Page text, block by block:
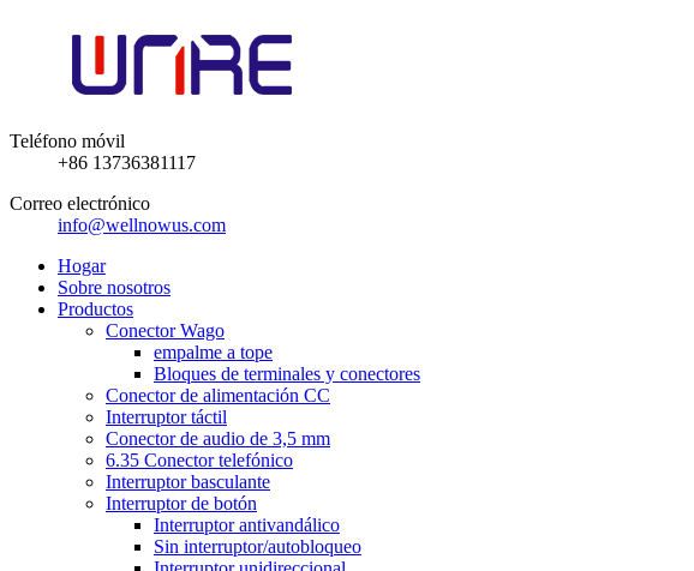
Teléfono móvil
+86 13736381117
Correo electrónico
info@wellnowus.com
Hogar
Sobre nosotros
Productos
Conector Wago
empalme a tope
Bloques de terminales y conectores
Conector de alimentación CC
Interruptor táctil
Conector de audio de 3,5 mm
6.35 Conector telefónico
Interruptor basculante
Interruptor de botón
Interruptor antivandálico
Sin interruptor/autobloqueo